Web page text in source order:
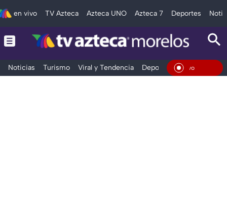
en vivo TV Azteca Azteca UNO Azteca 7 Deportes
Noticias Turismo Viral y Tendencia Deportes Espectáculos
En